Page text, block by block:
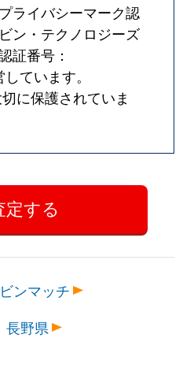
ライバシーマーク認
ン・テクノロジーズ
証番号：
ています。
に保護されていま
ンマッチ
長野県